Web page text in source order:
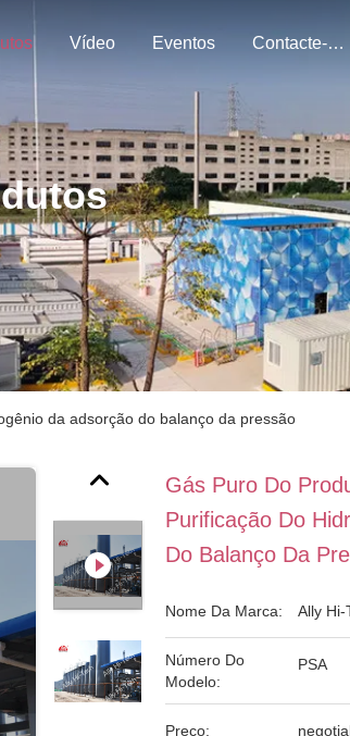
Vídeo Eventos Contacte-Nos
da adsorção do balanço da pressão
Gás Puro Do
Purificação Do
Do Balanço Da
Nome Da Marca: Ally Hi-
Número Do
Modelo:
PSA
Preço: